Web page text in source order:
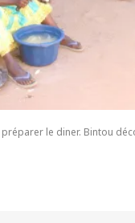
préparer le diner. Bintou